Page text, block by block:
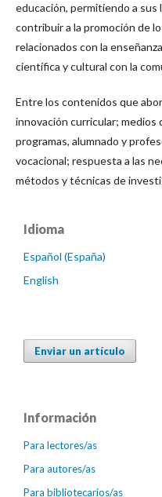
educación, permitiendo a
contribuir a la promoción de
relacionados con la
científica y cultural con la
Entre los contenidos que
innovación curricular; medios
programas, alumnado y
vocacional; respuesta a las
métodos y técnicas de
Idioma
Español (España)
English
Enviar un artículo
Información
Para lectores/as
Para autores/as
Para bibliotecarios/as